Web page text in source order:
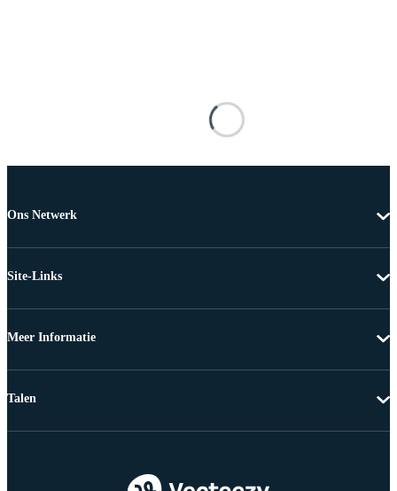
Ons Netwerk
Site-Links
Meer Informatie
Talen